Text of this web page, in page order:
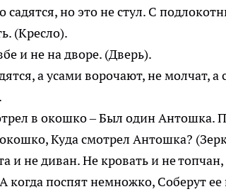
садятся, но это не стул. С
(Кресло).
и не на дворе. (Дверь).
а усами ворочают, не молчат, а
в окошко – Был один Антошка.
Куда смотрел Антошка?
и не диван. Не кровать и не
когда поспят немножко, Соберут